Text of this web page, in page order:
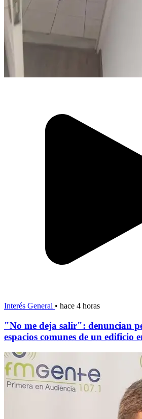
Interés General • hace 4 horas
"No me deja salir": denuncian
espacios comunes de un edificio